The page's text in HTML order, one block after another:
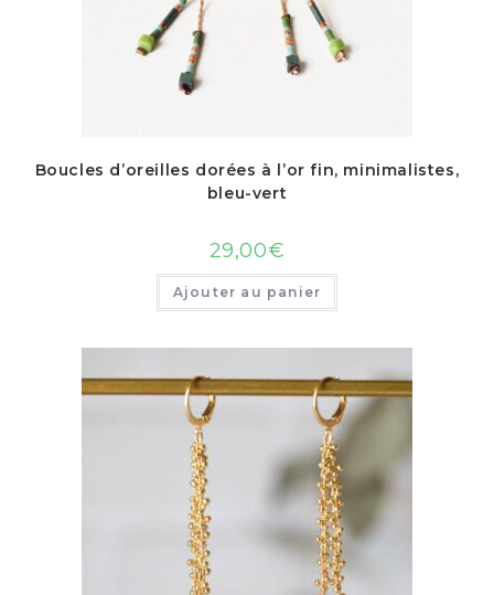
Boucles d’oreilles dorées à l’or fin, minimalistes,
bleu-vert
29,00€
Ajouter au panier